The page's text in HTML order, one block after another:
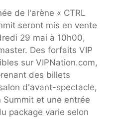
de l'arène « CTRL
seront mis en vente
29 mai à 10h00,
Des forfaits VIP
sur VIPNation.com,
des billets
d'avant-spectacle,
et une entrée
package varie selon